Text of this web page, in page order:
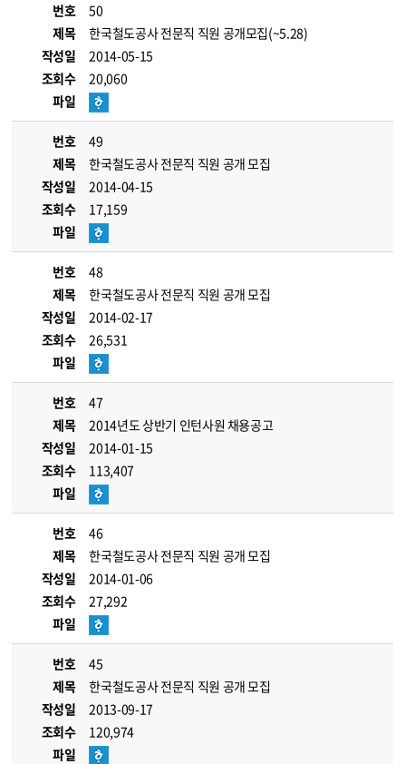
번호
50
제목
한국철도공사 전문직 직원 공개모집(~5.28)
작성일
2014-05-15
조회수
20,060
파일
번호
49
제목
한국철도공사 전문직 직원 공개 모집
작성일
2014-04-15
조회수
17,159
파일
번호
48
제목
한국철도공사 전문직 직원 공개 모집
작성일
2014-02-17
조회수
26,531
파일
번호
47
제목
2014년도 상반기 인턴사원 채용공고
작성일
2014-01-15
조회수
113,407
파일
번호
46
제목
한국철도공사 전문직 직원 공개 모집
작성일
2014-01-06
조회수
27,292
파일
번호
45
제목
한국철도공사 전문직 직원 공개 모집
작성일
2013-09-17
조회수
120,974
파일